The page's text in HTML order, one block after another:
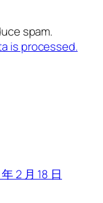
spam.
is processed.
2 月 18 日